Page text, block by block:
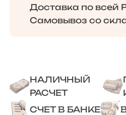
Доставка по всей
Самовывоз со
НАЛИЧНЫЙ
РАСЧЕТ
СЧЕТ В БАНКЕ